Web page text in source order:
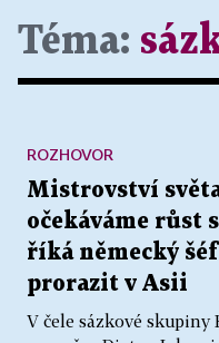
Téma:
Mistrovství
očekáváme růst
říká německý
prorazit v Asii
V čele sázkové
ROZHOVOR